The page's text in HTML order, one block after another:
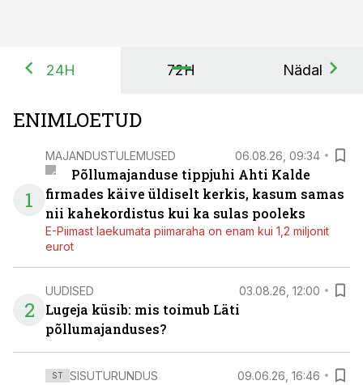
24H 72H Nädal
ENIMLOETUD
1
MAJANDUSTULEMUSED 06.08.26, 09:34
Põllumajanduse tippjuhi Ahti Kalde
firmades käive üldiselt kerkis, kasum samas
nii kahekordistus kui ka sulas pooleks
E-Piimast laekumata piimaraha on enam kui 1,2 miljonit
eurot
2
UUDISED 03.08.26, 12:00
Lugeja küsib: mis toimub Läti
põllumajanduses?
ST SISUTURUNDUS 09.06.26, 16:46